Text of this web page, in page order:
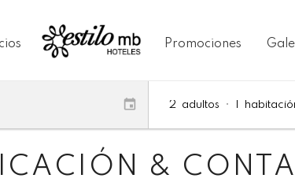
Promociones
2 adultos •
&